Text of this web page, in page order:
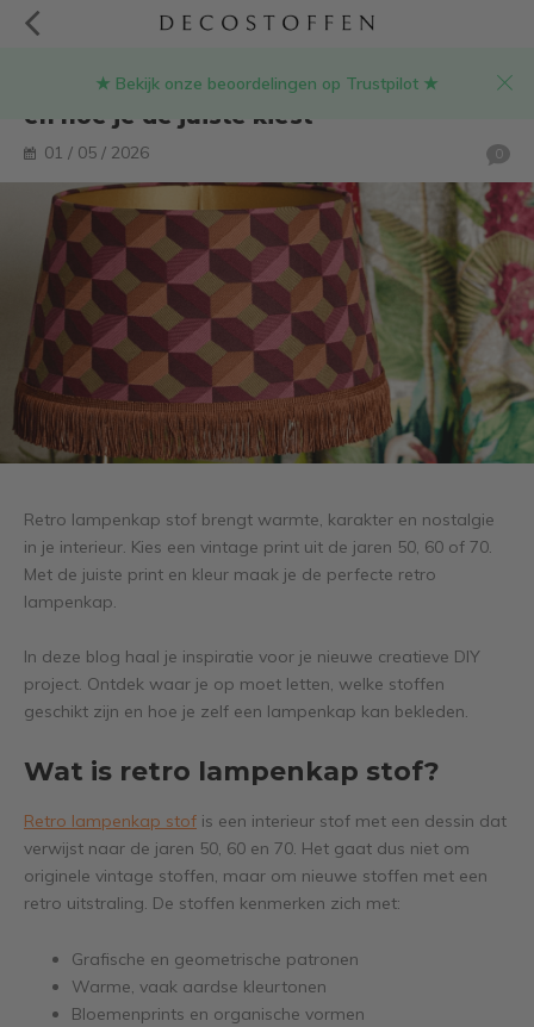
★ Bekijk onze beoordelingen op Trustpilot ★
Retro lampenkap stof: stijlen, inspiratie
en hoe je de juiste kiest
01 / 05 / 2026 0
Retro lampenkap stof brengt warmte, karakter en nostalgie
in je interieur. Kies een vintage print uit de jaren 50, 60 of 70.
Met de juiste print en kleur maak je de perfecte retro
lampenkap.
In deze blog haal je inspiratie voor je nieuwe creatieve DIY
project. Ontdek waar je op moet letten, welke stoffen
geschikt zijn en hoe je zelf een lampenkap kan bekleden.
Wat is retro lampenkap stof?
Retro lampenkap stof is een interieur stof met een dessin dat
verwijst naar de jaren 50, 60 en 70. Het gaat dus niet om
originele vintage stoffen, maar om nieuwe stoffen met een
retro uitstraling. De stoffen kenmerken zich met:
Grafische en geometrische patronen
Warme, vaak aardse kleurtonen
Bloemenprints en organische vormen